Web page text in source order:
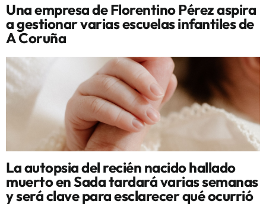
Una empresa de Florentino Pérez aspira
a gestionar varias escuelas infantiles de
A Coruña
La autopsia del recién nacido hallado
muerto en Sada tardará varias semanas
y será clave para esclarecer qué ocurrió